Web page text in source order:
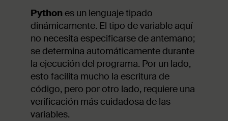
Python es un lenguaje tipado
dinámicamente. El tipo de variable aquí
no necesita especificarse de antemano;
se determina automáticamente durante
la ejecución del programa. Por un lado,
esto facilita mucho la escritura de
código, pero por otro lado, requiere una
verificación más cuidadosa de las
variables.